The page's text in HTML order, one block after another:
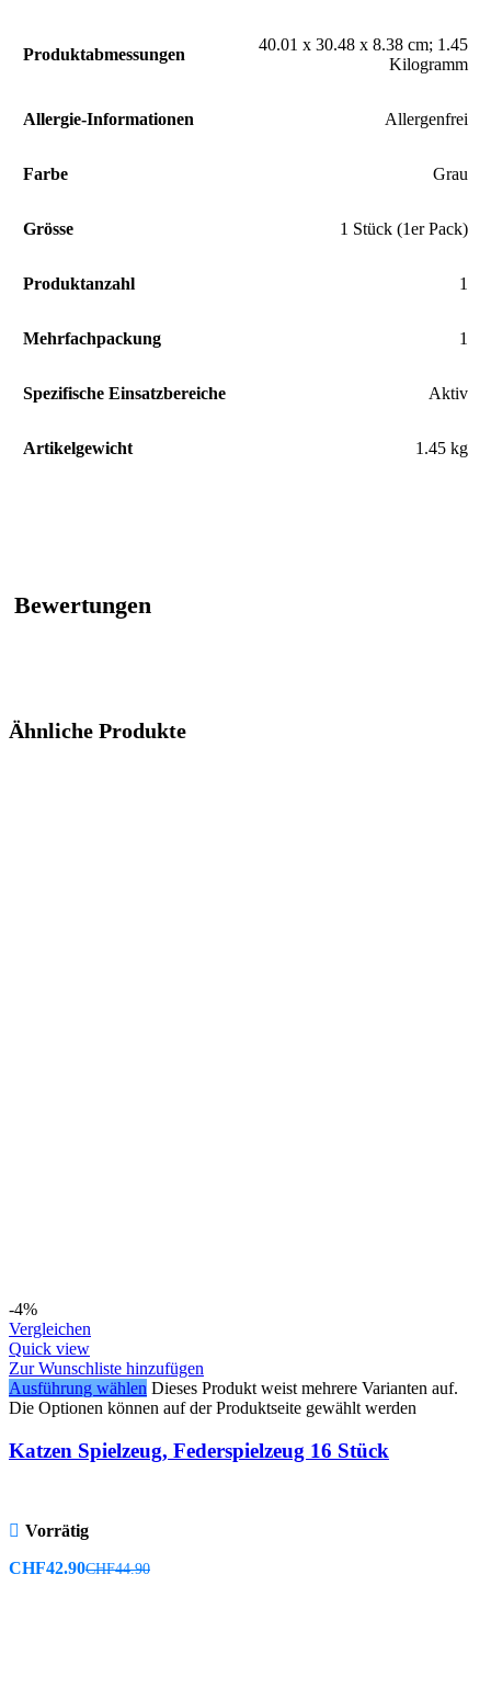
Produktabmessungen
‎40.01 x 30.48 x 8.38 cm; 1.45
Kilogramm
Allergie-Informationen ‎Allergenfrei
Farbe ‎Grau
Grösse ‎1 Stück (1er Pack)
Produktanzahl ‎1
Mehrfachpackung ‎1
Spezifische Einsatzbereiche ‎Aktiv
Artikelgewicht ‎1.45 kg
Bewertungen
Ähnliche Produkte
-4%
Vergleichen
Quick view
Zur Wunschliste hinzufügen
Ausführung wählen Dieses Produkt weist mehrere Varianten auf.
Die Optionen können auf der Produktseite gewählt werden
Katzen Spielzeug, Federspielzeug 16 Stück
Vorrätig
CHF42.90CHF44.90